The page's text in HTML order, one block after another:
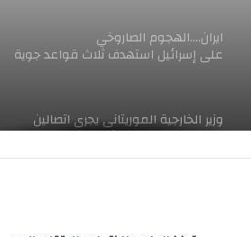
ايران….الهجوم الصاروخي
على إسرائيل استهدف ثلاث قواعد جوية
وزير الخارجية الموريتانى يجرى اتصالين
هاتفيين بنظيريه الجزائرى والمغربى